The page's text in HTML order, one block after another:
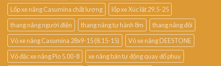
Lốp xe nâng Casumina chất lượng
lốp xe Xúc lật 29.5-25
thang nâng người điện
thang nâng tự hành 8m
thang nâng đôi
Vỏ xe nâng Casumina 28x9-15 (8.15-15)
Vỏ xe nâng DEESTONE
Vỏ đặc xe nâng Pio 5.00-8
xe nâng bán tự động quay đổ phuy